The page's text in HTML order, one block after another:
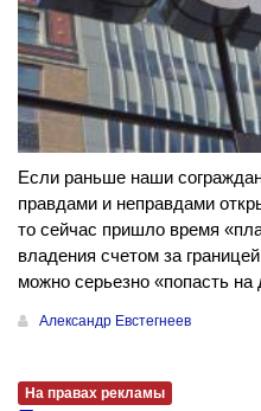
Если раньше наши
правдами и неправдами
то сейчас пришло время
владения счетом за
можно серьезно «попасть на
Александр Евстегнеев
На правах рекламы